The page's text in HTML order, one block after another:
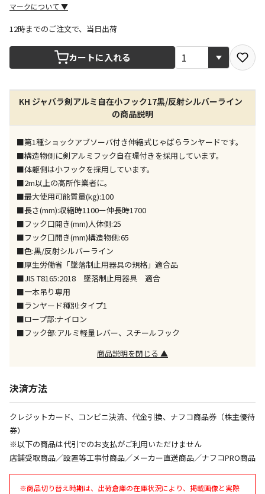
マークについて ▼
宅配や店舗受取を選択できる商品です
店舗のみで受取できる商品です（宅配便でのお届けが
できません）
※同時購入の商品は、全て同じ店舗での受取となりま
す
特定の店舗のみで受取ができる商品です（宅配便での
お届けができません）
※同時購入の商品は、全て同じ店舗での受取となりま
す
委託業者によりお届けする商品です
※ほか商品との同時購入はできません。お手数です
が、ご購入手続きを分けてお買い求めください
※支払い方法の代金引換は選択できません。
※電話注文はできません。
宅配のみでお届けする商品です（店舗受取は選択でき
ません）
※「宅配・店舗受取」「宅配のみ」マークの商品のみ
同時購入が可能です
午前9時までのご注文確定した商品については、当日に
ただし、メーカーの営業日に基づき出荷手続きを行う
決定となります。
12時までのご注文で、当日出荷
カートに入れる
KH ジャバラ剣アルミ自在小フック17黒/反射シルバーライン
の商品説明
■第1種ショックアブソーバ付き伸縮式じゃばらランヤードです。
■構造物側に剣アルミフック自在環付きを採用しています。
■体躯側は小フックを採用しています。
■2m以上の高所作業者に。
■最大使用可能質量(kg):100
■長さ(mm):収縮時1100ー伸長時1700
■フック口開き(mm)人体側:25
■フック口開き(mm)構造物側:65
■色:黒/反射シルバーライン
■厚生労働省「墜落制止用器具の規格」適合品
■JIS T8165:2018 墜落制止用器具 適合
■一本吊り専用
■ランヤード種別:タイプ1
■ロープ部:ナイロン
■フック部:アルミ軽量レバー、スチールフック
商品説明を閉じる ▲
決済方法
クレジットカード、コンビニ決済、代金引換、ナフコ商品券（株主優待
券）
※以下の商品は代引でのお支払がご利用いただけません
店舗受取商品／設置等工事付商品／メーカー直送商品／ナフコPRO商品
※商品切り替え時期は、出荷倉庫の在庫状況により、掲載画像と実際